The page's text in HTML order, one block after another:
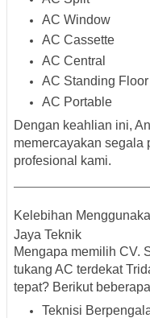
AC Window
AC Cassette
AC Central
AC Standing Floor
AC Portable
Dengan keahlian ini,
memercayakan segala
profesional kami.
Kelebihan
Jaya Teknik
Mengapa memilih CV.
tukang AC terdekat
tepat? Berikut
Teknisi